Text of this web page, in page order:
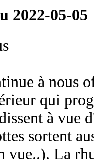
2022-05-05
à nous
qui
à vue
sortent
vue..). La